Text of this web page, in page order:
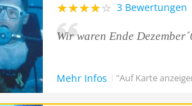
3 Bewertungen
Wir waren Ende
Mehr Infos "Auf Karte